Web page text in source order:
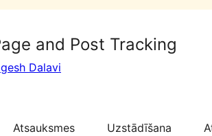
and Post Tracking
Dalavi
Atsauksmes Uzstādīšana